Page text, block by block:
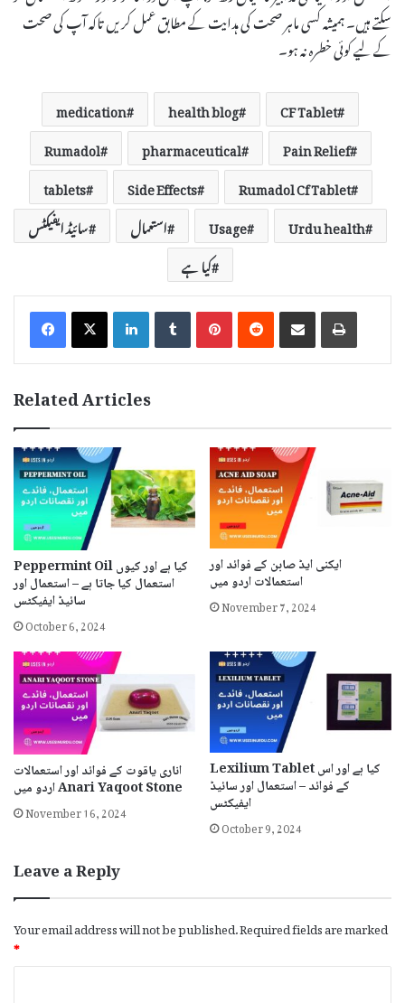
سکتے ہیں۔ ہمیشہ کسی ماہر صحت کی ہدایت کے مطابق عمل کریں تاکہ آپ کی صحت
کے لیے کوئی خطرہ نہ ہو۔
CF Tablet
health blog
medication
Pain Relief
pharmaceutical
Rumadol
Rumadol Cf Tablet
Side Effects
tablets
Urdu health
Usage استعمال
سائیڈ ایفیکٹس
کیا ہے
LinkedInTumblrPinterestReddit Share via Email Print
Related Articles
Peppermint Oil کیا ہے اور کیوں
استعمال کیا جاتا ہے – استعمال اور
سائیڈ ایفیکٹس
October 6, 2024
ایکنی ایڈ صابن کے فوائد اور
استعمالات اردو میں
November 7, 2024
اناری یاقوت کے فوائد اور استعمالات
اردو میں Anari Yaqoot Stone
November 16, 2024
Lexilium Tablet کیا ہے اور اس
کے فوائد – استعمال اور سائیڈ
ایفیکٹس
October 9, 2024
Leave a Reply
Your email address will not be published.Required fields are marked
*